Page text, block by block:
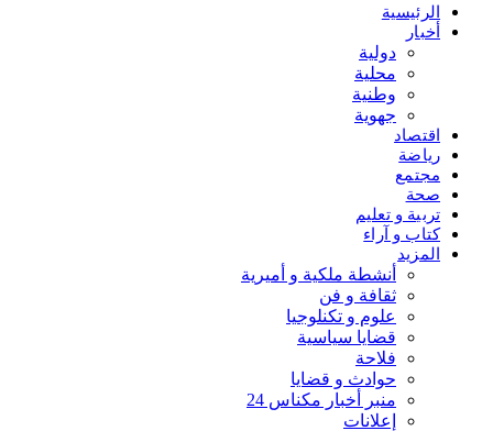
الرئيسية
أخبار
دولية
محلية
وطنية
جهوية
اقتصاد
رياضة
مجتمع
صحة
تربية و تعليم
كتاب و آراء
المزيد
أنشطة ملكية و أميرية
ثقافة و فن
علوم و تكنلوجيا
قضايا سياسية
فلاحة
حوادث و قضايا
منبر أخبار مكناس 24
إعلانات